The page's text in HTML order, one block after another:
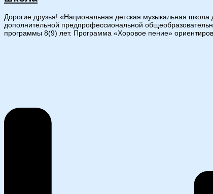
Дорогие друзья! «Национальная детская музыкальная
дополнительной предпрофессиональной
программы 8(9) лет. Программа «Хоровое пение»